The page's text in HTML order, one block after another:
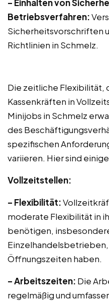
– Einhalten von
Betriebsverfahren:
Sicherheitsvorschriften
Richtlinien in Schmelz.
Die zeitliche Flexibilität,
Kassenkräften in
Minijobs in Schmelz
des
spezifischen
variieren. Hier sind
Vollzeitstellen:
– Flexibilität:
moderate Flexibilität in
benötigen,
Öffnungszeiten haben.
– Arbeitszeiten: Die
regelmäßig und